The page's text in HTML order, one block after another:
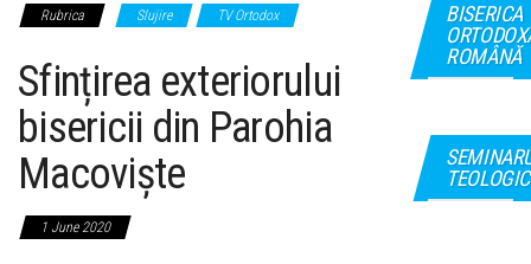
Rubrica Slujire TV Ortodox
Sfințirea exteriorului
bisericii din Parohia
Macoviște
1 June 2020
BISERICA
ROMÂNĂ
TEOLOGIC